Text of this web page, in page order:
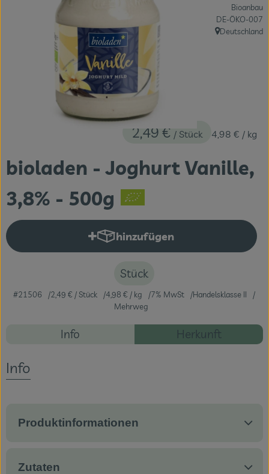
Themenwelten
Obst & Gemüse
Frischetheke
Vorratskammer
Naturdrogerie
Veranstaltungen
bioladen - Joghurt Vanille,
3,8% - 500g
2,49 € / Stück 4,98 € / kg
Bioanbau
, Kontrollstelle:
DE-ÖKO-007
, Herkunft:
Deutschland
hinzufügen
Produkt zum Warenkorb
Stück
#21506 2,49 € / Stück 4,98 € / kg 7% MwSt
Handelsklasse II
Mehrweg
Rezepte
Info Herkunft
Info
Produktinformationen
Zutaten